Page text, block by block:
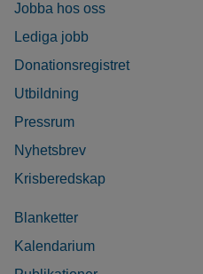
Jobba hos oss
Lediga jobb
Donationsregistret
Utbildning
Pressrum
Nyhetsbrev
Krisberedskap
Blanketter
Kalendarium